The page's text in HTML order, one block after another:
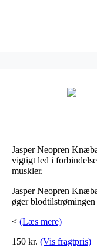
Jasper Neopren
vigtigt led i
muskler.
Jasper Neopren
øger
< (Læs mere)
150 kr. (Vis fragtpris)